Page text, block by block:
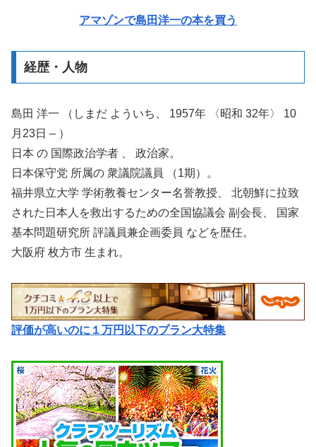
アマゾンで島田洋一の本を買う
経歴・人物
島田 洋一 （しまだ よういち、 1957年 〈昭和 32年〉 10
月23日 – ）
日本 の 国際政治学者 、 政治家。
日本保守党 所属の 衆議院議員 （1期）。
福井県立大学 学術教養センター名誉教授、 北朝鮮に拉致
された日本人を救出するための全国協議会 副会長、 国家
基本問題研究所 評議員兼企画委員 などを歴任。
大阪府 枚方市 生まれ。
評価が高いのに１万円以下のプラン大特集